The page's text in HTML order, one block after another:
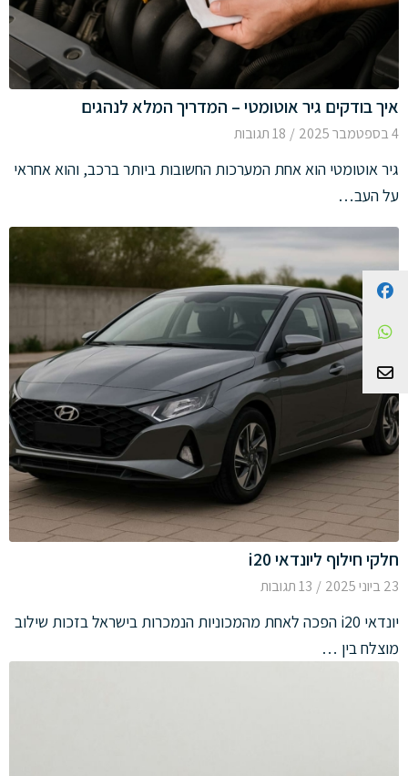
איך בודקים גיר אוטומטי – המדריך המלא לנהגים
4 בספטמבר 2025 / 18 תגובות
גיר אוטומטי הוא אחת המערכות החשובות ביותר ברכב, והוא אחראי
על העב…
חלקי חילוף ליונדאי i20
23 ביוני 2025 / 13 תגובות
יונדאי i20 הפכה לאחת מהמכוניות הנמכרות בישראל בזכות שילוב
מוצלח בין …
Facebook
WhatsApp
צור קשר